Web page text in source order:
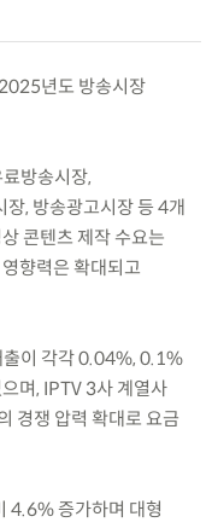
년도 방송시장
방송시장,
, 방송광고시장 등 4개
콘텐츠 제작 수요는
향력은 확대되고
이 각각 0.04%, 0.1%
며, IPTV 3사 계열사
경쟁 압력 확대로 요금
4.6% 증가하며 대형